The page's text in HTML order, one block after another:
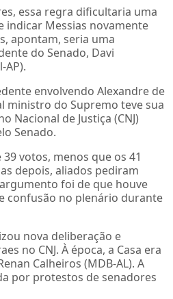
essa regra dificultaria uma
indicar Messias novamente
apontam, seria uma
do Senado, Davi
AP).
envolvendo Alexandre de
ministro do Supremo teve sua
Nacional de Justiça (CNJ)
Senado.
votos, menos que os 41
depois, aliados pediram
foi de que houve
confusão no plenário durante
nova deliberação e
no CNJ. À época, a Casa era
Calheiros (MDB-AL). A
por protestos de senadores